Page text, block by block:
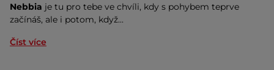
Nebbia je tu pro tebe ve chvíli, kdy s pohybem teprve
začínáš, ale i potom, když...
Číst více